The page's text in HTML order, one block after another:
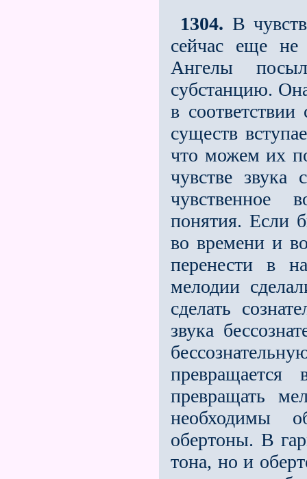
1304. В
сейчас еще не
Ангелы
субстанцию.
в
существ
что можем их
чувстве
чувственное
понятия. Если
во времени и
перенести в
мелодии
сделать
звука
превращать
необходимы
обертоны. В
тона, но и